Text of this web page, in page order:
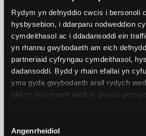
Rydym yn defnyddio cwcis i bersonoli
hysbysebion, i ddarparu nodweddion
cymdeithasol ac i ddadansoddi ein
yn rhannu gwybodaeth am eich defnydd
partneriaid cyfryngau cymdeithasol,
dadansoddi. Bydd y rhain efallai yn
yma gyda gwybodaeth arall rydych
iddynt neu maent wedi ei gasglu
Caniatâd
Angenrheidiol
Ein Hymchwil Ar
Ein Hymchwil
Mae ein hymchwil arloesol yn
cwricwlwm sy'n newid yn barhaus
wella ein cyd-ddealltwriaeth o'r byd